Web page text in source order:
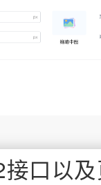
口以